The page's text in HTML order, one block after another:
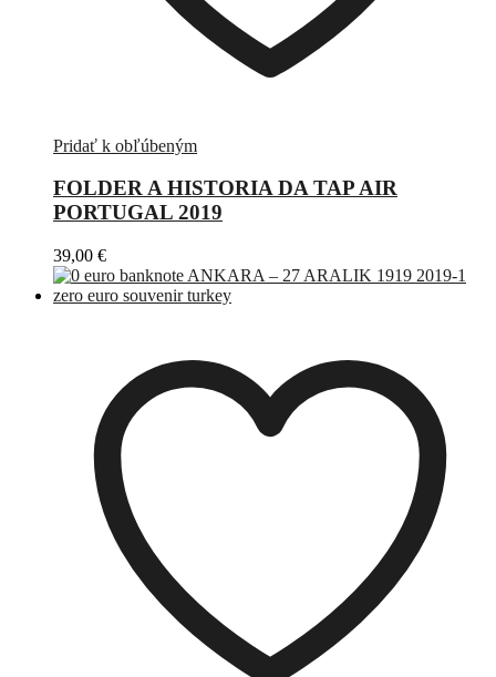
Pridať k obľúbeným
FOLDER A HISTORIA DA TAP AIR
PORTUGAL 2019
39,00 €